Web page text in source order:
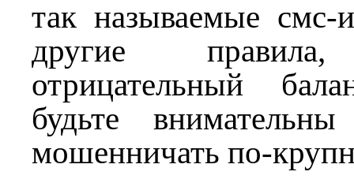
так называемые
другие правила,
отрицательный
будьте
мошенничать по-